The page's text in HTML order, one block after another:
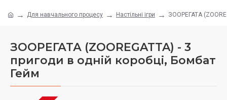
Для навчального процесу Настільні ігри ЗООРЕГАТА
ЗООРЕГАТА (ZOOREGATTA) - 3
пригоди в одній коробці, Бомбат
Гейм